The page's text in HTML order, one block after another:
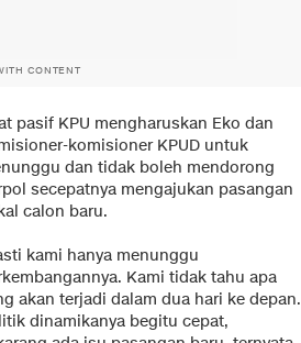
CONTENT
pasif KPU mengharuskan Eko dan
komisioner KPUD untuk
dan tidak boleh mendorong
secepatnya mengajukan pasangan
calon baru.
kami hanya menunggu
Kami tidak tahu apa
akan terjadi dalam dua hari ke depan.
dinamikanya begitu cepat,